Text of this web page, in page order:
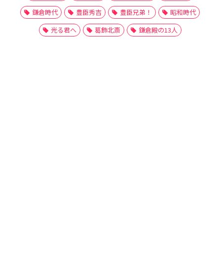
鎌倉時代
豊臣秀吉 豊臣兄弟！
昭和時代
光る君へ
葛飾北斎 鎌倉殿の13人